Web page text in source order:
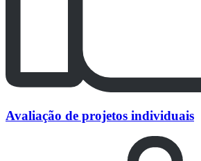
Avaliação de projetos individuais